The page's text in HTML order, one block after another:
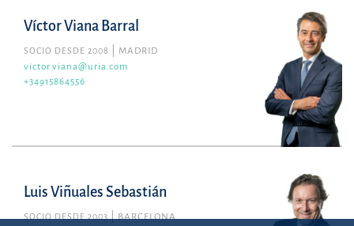
Víctor Viana Barral
SOCIO DESDE 2008
MADRID
victor.viana@uria.com
+34915864556
Luis Viñuales Sebastián
SOCIO DESDE 2003
BARCELONA